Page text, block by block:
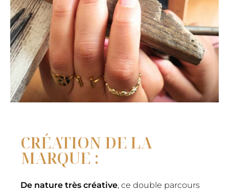
CRÉATION DE LA
MARQUE :
De nature très créative, ce double parcours